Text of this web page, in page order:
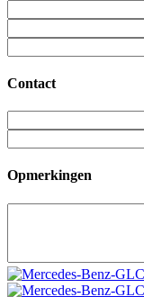
Contact
Opmerkingen